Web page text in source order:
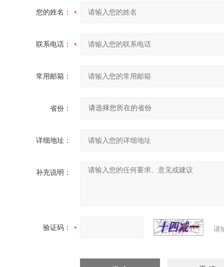
您的姓名：
联系电话：
常用邮箱：
省份：
详细地址：
补充说明：
验证码： 请